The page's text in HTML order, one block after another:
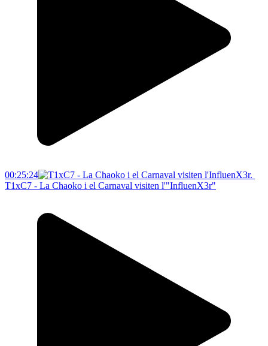
00:25:24
T1xC7 - La Chaoko i el Carnaval visiten l'"InfluenX3r"